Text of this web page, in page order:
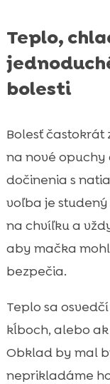
Teplo,
bolesti
Bolesť častokrát
na nové opuchy
dočinenia s
voľba je
na chvíľku a
aby mačka
bezpečia.
Teplo sa
kĺboch, alebo
Obklad by mal
neprikladáme